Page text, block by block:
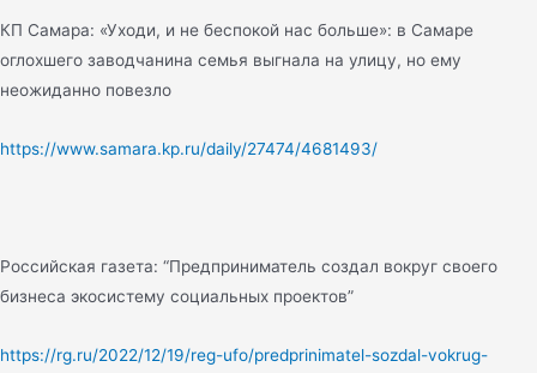
КП Самара: «Уходи, и не беспокой нас больше»: в Самаре
оглохшего заводчанина семья выгнала на улицу, но ему
неожиданно повезло
https://www.samara.kp.ru/daily/27474/4681493/
Российская газета: “Предприниматель создал вокруг своего
бизнеса экосистему социальных проектов”
https://rg.ru/2022/12/19/reg-ufo/predprinimatel-sozdal-vokrug-